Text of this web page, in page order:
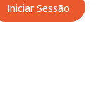
Iniciar Sessão